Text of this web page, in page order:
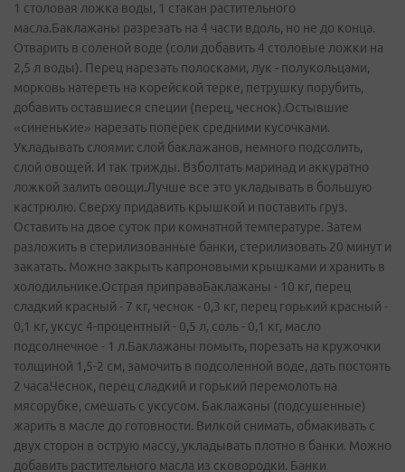
1 столовая ложка воды, 1 стакан растительного
масла.Баклажаны разрезать на 4 части вдоль, но не до конца.
Отварить в соленой воде (соли добавить 4 столовые ложки на
2,5 л воды). Перец нарезать полосками, лук - полукольцами,
морковь натереть на корейской терке, петрушку порубить,
добавить оставшиеся специи (перец, чеснок).Остывшие
«синенькие» нарезать поперек средними кусочками.
Укладывать слоями: слой баклажанов, немного подсолить,
слой овощей. И так трижды. Взболтать маринад и аккуратно
ложкой залить овощи.Лучше все это укладывать в большую
кастрюлю. Сверху придавить крышкой и поставить груз.
Оставить на двое суток при комнатной температуре. Затем
разложить в стерилизованные банки, стерилизовать 20 минут и
закатать. Можно закрыть капроновыми крышками и хранить в
холодильнике.Острая приправаБаклажаны - 10 кг, перец
сладкий красный - 7 кг, чеснок - 0,3 кг, перец горький красный -
0,1 кг, уксус 4-процентный - 0,5 л, соль - 0,1 кг, масло
подсолнечное - 1 л.Баклажаны помыть, порезать на кружочки
толщиной 1,5-2 см, замочить в подсоленной воде, дать постоять
2 часа.Чеснок, перец сладкий и горький перемолоть на
мясорубке, смешать с уксусом. Баклажаны (подсушенные)
жарить в масле до готовности. Вилкой снимать, обмакивать с
двух сторон в острую массу, укладывать плотно в банки. Можно
добавить растительного масла из сковородки. Банки